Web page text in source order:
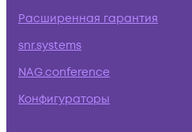
Расширенная гарантия
snr.systems
NAG.conference
Конфигураторы